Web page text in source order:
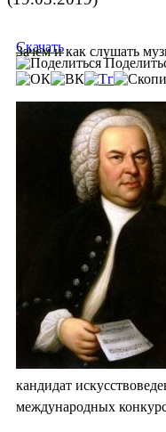
Зачем и как слушать
Скачать
кандидат
международных